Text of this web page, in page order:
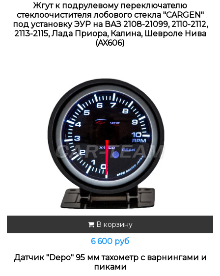
Жгут к подрулевому переключателю
стеклоочистителя лобового стекла "CARGEN"
под установку ЭУР на ВАЗ 2108-21099, 2110-2112,
2113-2115, Лада Приора, Калина, Шевроле Нива
(AX606)
В корзину
6 600 руб
Датчик "Depo" 95 мм тахометр с варнингами и
пиками